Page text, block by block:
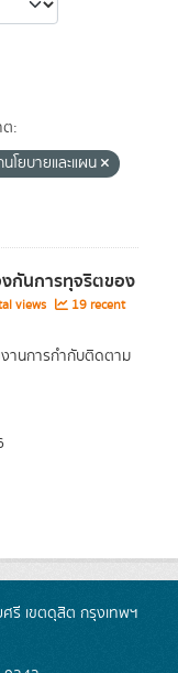
:
โยบายและแผน
กันการทุจริตของ
views
19 recent
านการกำกับติดตาม
รี เขตดุสิต กรุงเทพฯ